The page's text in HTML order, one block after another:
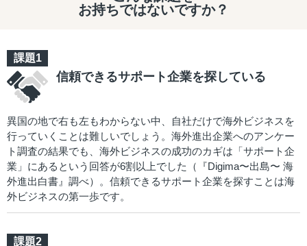
お持ちではないですか？
信頼できるサポート企業を探している
異国の地で右も左もわからない中、自社だけで海外ビジネスを
行っていくことは難しいでしょう。海外進出企業へのアンケー
ト調査の結果でも、海外ビジネスの成功のカギは「サポート企
業」にあるという回答が6割以上でした（『Digima〜出島〜 海
外進出白書』調べ）。信頼できるサポート企業を探すことは海
外ビジネスの第一歩です。